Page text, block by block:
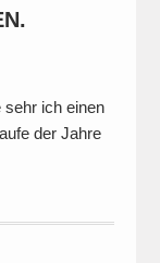
ich einen
der Jahre